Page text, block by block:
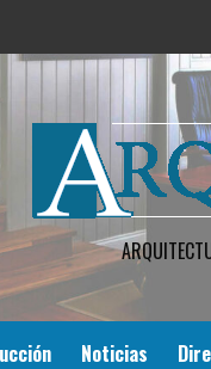
Noticias